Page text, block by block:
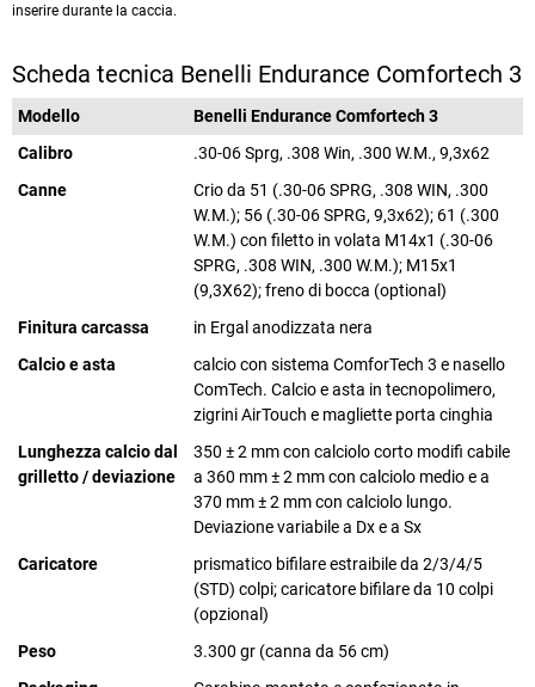
inserire durante la caccia.
Scheda tecnica Benelli Endurance Comfortech 3
Modello
Benelli Endurance Comfortech 3
Calibro
.30-06 Sprg, .308 Win, .300 W.M., 9,3x62
Canne
Crio da 51 (.30-06 SPRG, .308 WIN, .300
W.M.); 56 (.30-06 SPRG, 9,3x62); 61 (.300
W.M.) con filetto in volata M14x1 (.30-06
SPRG, .308 WIN, .300 W.M.); M15x1
(9,3X62); freno di bocca (optional)
Finitura carcassa
in Ergal anodizzata nera
Calcio e asta
calcio con sistema ComforTech 3 e nasello
ComTech. Calcio e asta in tecnopolimero,
zigrini AirTouch e magliette porta cinghia
Lunghezza calcio dal
grilletto / deviazione
350 ± 2 mm con calciolo corto modifi cabile
a 360 mm ± 2 mm con calciolo medio e a
370 mm ± 2 mm con calciolo lungo.
Deviazione variabile a Dx e a Sx
Caricatore
prismatico bifilare estraibile da 2/3/4/5
(STD) colpi; caricatore bifilare da 10 colpi
(opzional)
Peso
3.300 gr (canna da 56 cm)